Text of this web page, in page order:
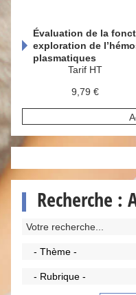
Évaluation de la
exploration de
plasmatiques
Tarif HT
9,79 €
Recherche :
- Thème -
- Rubrique -